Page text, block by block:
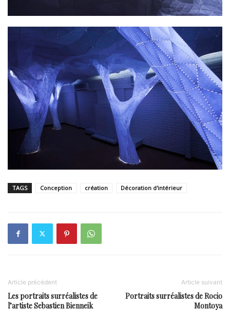
TAGS Conception création Décoration d'intérieur
Article précédent
Les portraits surréalistes de
l’artiste Sebastien Bienneik
Article suivant
Portraits surréalistes de Rocio
Montoya